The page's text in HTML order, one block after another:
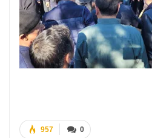
0
957